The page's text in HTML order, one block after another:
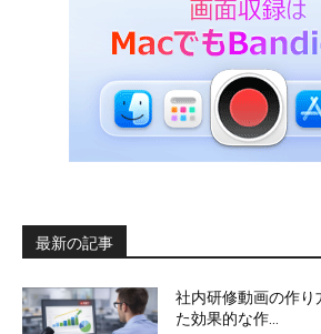
最新の記事
社内研修動画の作り
た効果的な作...